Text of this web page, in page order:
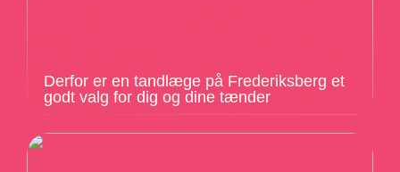
Derfor er en tandlæge på Frederiksberg et
godt valg for dig og dine tænder